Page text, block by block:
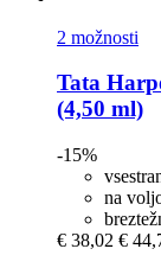
2 možnosti
Tata
(4,50 ml)
-15%
na
€ 38,02 €